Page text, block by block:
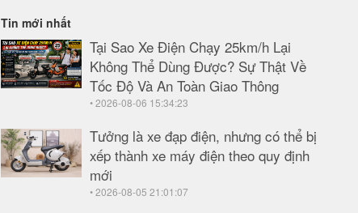
Tin mới nhất
Tại Sao Xe Điện Chạy 25km/h Lại
Không Thể Dùng Được? Sự Thật Về
Tốc Độ Và An Toàn Giao Thông
• 2026-08-06 15:34:23
Tưởng là xe đạp điện, nhưng có thể bị
xếp thành xe máy điện theo quy định
mới
• 2026-08-05 21:01:07